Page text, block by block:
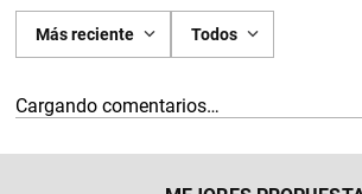
Más reciente Todos
Cargando comentarios…